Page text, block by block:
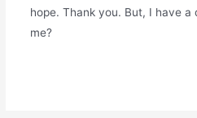
hope. Thank you. But, I have a
me?